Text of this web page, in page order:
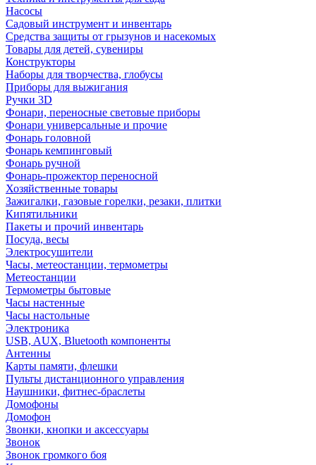
Насосы
Садовый инструмент и инвентарь
Средства защиты от грызунов и насекомых
Товары для детей, сувениры
Конструкторы
Наборы для творчества, глобусы
Приборы для выжигания
Ручки 3D
Фонари, переносные световые приборы
Фонари универсальные и прочие
Фонарь головной
Фонарь кемпинговый
Фонарь ручной
Фонарь-прожектор переносной
Хозяйственные товары
Зажигалки, газовые горелки, резаки, плитки
Кипятильники
Пакеты и прочий инвентарь
Посуда, весы
Электросушители
Часы, метеостанции, термометры
Метеостанции
Термометры бытовые
Часы настенные
Часы настольные
Электроника
USB, AUX, Bluetooth компоненты
Антенны
Карты памяти, флешки
Пульты дистанционного управления
Наушники, фитнес-браслеты
Домофоны
Домофон
Звонки, кнопки и аксессуары
Звонок
Звонок громкого боя